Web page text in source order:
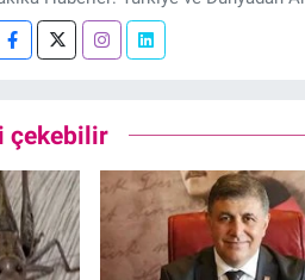
çekebilir